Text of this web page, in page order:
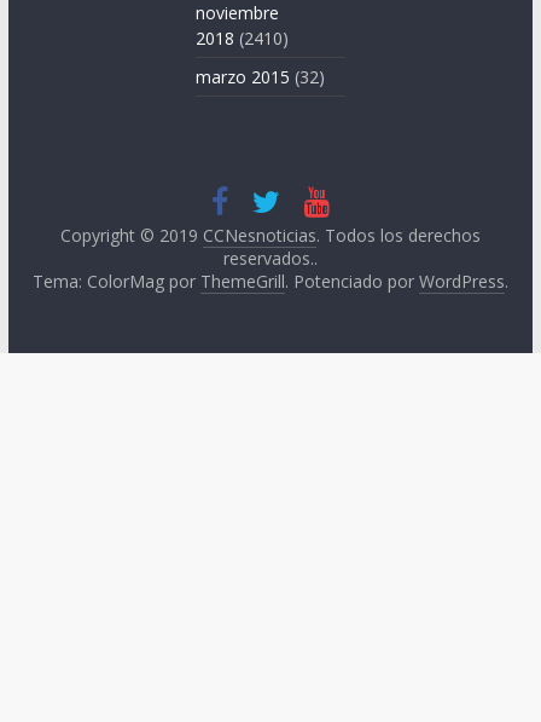
noviembre
2018 (2410)
marzo 2015 (32)
Copyright © 2019 CCNesnoticias. Todos los derechos
reservados..
Tema: ColorMag por ThemeGrill. Potenciado por WordPress.